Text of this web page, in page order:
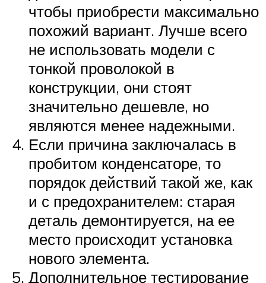
чтобы приобрести максимально
похожий вариант. Лучше всего
не использовать модели с
тонкой проволокой в
конструкции, они стоят
значительно дешевле, но
являются менее надежными.
Если причина заключалась в
пробитом конденсаторе, то
порядок действий такой же, как
и с предохранителем: старая
деталь демонтируется, на ее
место происходит установка
нового элемента.
Дополнительное тестирование